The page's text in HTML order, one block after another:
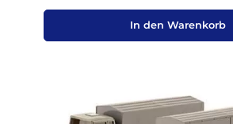
In den Warenkorb